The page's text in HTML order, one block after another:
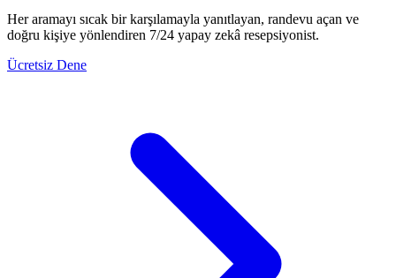
Her aramayı sıcak bir karşılamayla yanıtlayan, randevu açan ve
doğru kişiye yönlendiren 7/24 yapay zekâ resepsiyonist.
Ücretsiz Dene